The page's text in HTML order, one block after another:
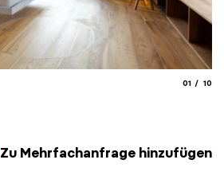
01 10
Zu Mehrfachanfrage hinzufügen